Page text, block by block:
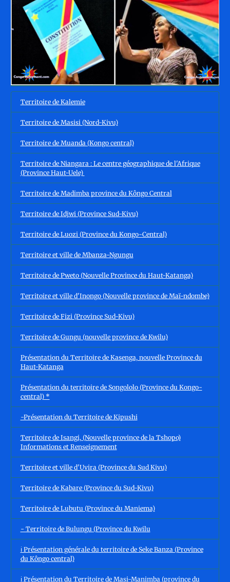
Territoire de Kalemie
Territoire de Masisi (Nord-Kivu)
Territoire de Muanda (Kongo central)
Territoire de Niangara : Le centre géographique de l'Afrique
(Province Haut-Uele)
Territoire de Madimba province du Kôngo Central
Territoire de Idjwi (Province Sud-Kivu)
Territoire de Luozi (Province du Kongo-Central)
Territoire et ville de Mbanza-Ngungu
Territoire de Pweto (Nouvelle Province du Haut-Katanga)
Territoire et ville d'Inongo (Nouvelle province de Maï-ndombe)
Territoire de Fizi (Province Sud-Kivu)
Territoire de Gungu (nouvelle province de Kwilu)
Présentation du Territoire de Kasenga, nouvelle Province du
Haut-Katanga
Présentation du territoire de Songololo (Province du Kongo-
central) *
-Présentation du Territoire de Kipushi
Territoire de Isangi, (Nouvelle province de la Tshopo)
Informations et Renseignement
Territoire et ville d'Uvira (Province du Sud Kivu)
Territoire de Kabare (Province du Sud-Kivu)
Territoire de Lubutu (Province du Maniema)
- Territoire de Bulungu (Province du Kwilu
ℹ️ Présentation générale du territoire de Seke Banza (Province
du Kôngo central)
ℹ️ Présentation du Territoire de Masi-Manimba (province du